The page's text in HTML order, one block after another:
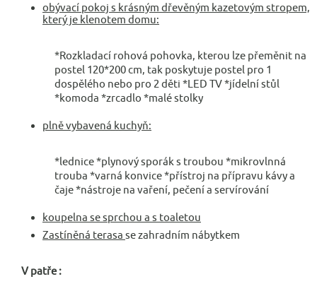
obývací pokoj s krásným dřevěným kazetovým stropem,
který je klenotem domu:
*Rozkladací rohová pohovka, kterou lze přeměnit na
postel 120*200 cm, tak poskytuje postel pro 1
dospělého nebo pro 2 děti *LED TV *jídelní stůl
*komoda *zrcadlo *malé stolky
plně vybavená kuchyň:
*lednice *plynový sporák s troubou *mikrovlnná
trouba *varná konvice *přístroj na přípravu kávy a
čaje *nástroje na vaření, pečení a servírování
koupelna se sprchou a s toaletou
Zastíněná terasa se zahradním nábytkem
V patře :